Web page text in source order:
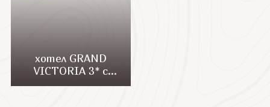
ЕКЗОТИКА
хотел GRAND
VICTORIA 3* с
автобус